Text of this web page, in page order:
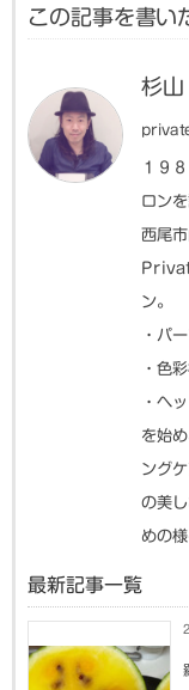
この記事を書い
杉山
１９
ロン
西尾
ン。
・パ
・色
・ヘ
を始
ング
の美
めの
最新記事一覧